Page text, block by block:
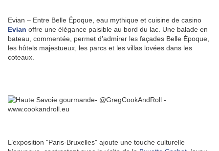
Evian – Entre Belle Époque, eau mythique et cuisine de casino
Evian offre une élégance paisible au bord du lac. Une balade en
bateau, commentée, permet d’admirer les façades Belle Époque,
les hôtels majestueux, les parcs et les villas lovées dans les
coteaux.
L’exposition "Paris-Bruxelles" ajoute une touche culturelle